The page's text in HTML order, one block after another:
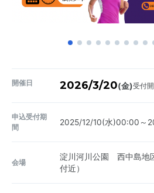
開催日 2026/3/20(金)受付
申込受付期
間
2025/12/10(水)00:00～
会場
淀川河川公園 西中島地
付近）